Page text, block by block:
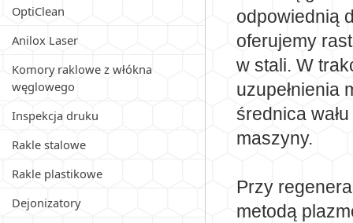
OptiClean
Anilox Laser
Komory raklowe z włókna
węglowego
Inspekcja druku
Rakle stalowe
Rakle plastikowe
Dejonizatory
odpowiednią
oferujemy
w stali. W
uzupełnienia
średnica
maszyny.
Przy
metodą